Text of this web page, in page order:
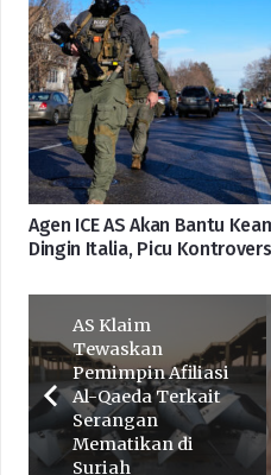
Agen ICE AS Akan Bantu
Dingin Italia, Picu
AS Klaim
Tewaskan
Pemimpin Afiliasi
Al-Qaeda Terkait
Serangan
Mematikan di
Suriah